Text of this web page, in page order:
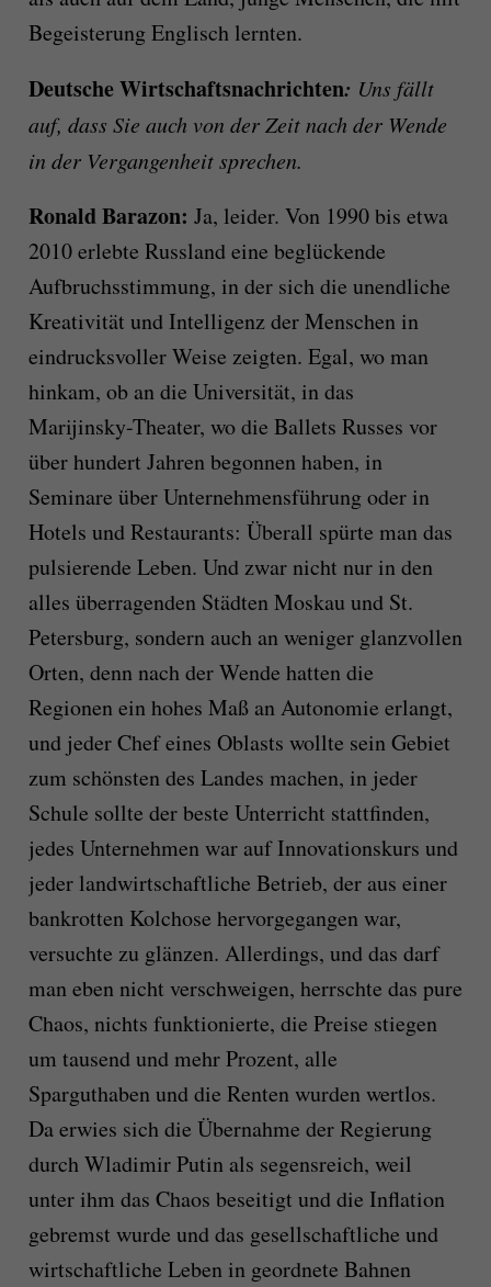
Begeisterung Englisch lernten.
Deutsche Wirtschaftsnachrichten: Uns fällt
auf, dass Sie auch von der Zeit nach der Wende
in der Vergangenheit sprechen.
Ronald Barazon: Ja, leider. Von 1990 bis etwa
2010 erlebte Russland eine beglückende
Aufbruchsstimmung, in der sich die unendliche
Kreativität und Intelligenz der Menschen in
eindrucksvoller Weise zeigten. Egal, wo man
hinkam, ob an die Universität, in das
Marijinsky-Theater, wo die Ballets Russes vor
über hundert Jahren begonnen haben, in
Seminare über Unternehmensführung oder in
Hotels und Restaurants: Überall spürte man das
pulsierende Leben. Und zwar nicht nur in den
alles überragenden Städten Moskau und St.
Petersburg, sondern auch an weniger glanzvollen
Orten, denn nach der Wende hatten die
Regionen ein hohes Maß an Autonomie erlangt,
und jeder Chef eines Oblasts wollte sein Gebiet
zum schönsten des Landes machen, in jeder
Schule sollte der beste Unterricht stattfinden,
jedes Unternehmen war auf Innovationskurs und
jeder landwirtschaftliche Betrieb, der aus einer
bankrotten Kolchose hervorgegangen war,
versuchte zu glänzen. Allerdings, und das darf
man eben nicht verschweigen, herrschte das pure
Chaos, nichts funktionierte, die Preise stiegen
um tausend und mehr Prozent, alle
Sparguthaben und die Renten wurden wertlos.
Da erwies sich die Übernahme der Regierung
durch Wladimir Putin als segensreich, weil
unter ihm das Chaos beseitigt und die Inflation
gebremst wurde und das gesellschaftliche und
wirtschaftliche Leben in geordnete Bahnen